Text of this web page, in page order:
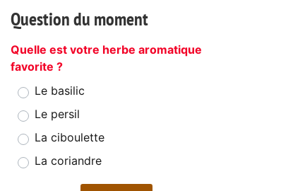
Question du moment
Quelle est votre herbe aromatique
favorite ?
Le basilic
Le persil
La ciboulette
La coriandre